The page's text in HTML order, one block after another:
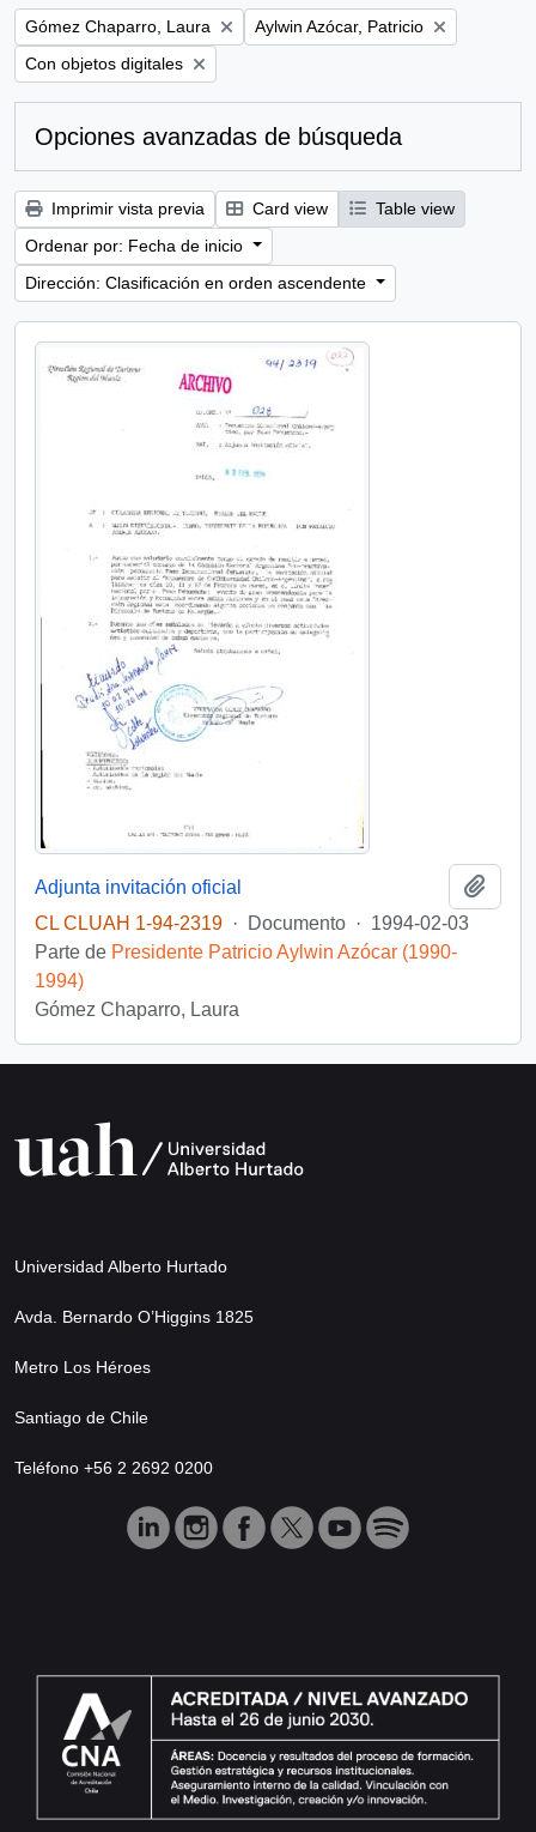
Remove filter:
Gómez Chaparro, Laura Remove filter:
Aylwin Azócar, Patricio
Remove filter:
Con objetos digitales
Opciones avanzadas de búsqueda
Imprimir vista previa Card view
Table view
Ordenar por: Fecha de inicio
Dirección: Clasificación en orden ascendente
Adjunta invitación oficial
CL CLUAH 1-94-2319 · Documento · 1994-02-03
Parte de Presidente Patricio Aylwin Azócar (1990-
1994)
Gómez Chaparro, Laura
Universidad Alberto Hurtado
Avda. Bernardo O’Higgins 1825
Metro Los Héroes
Santiago de Chile
Teléfono +56 2 2692 0200